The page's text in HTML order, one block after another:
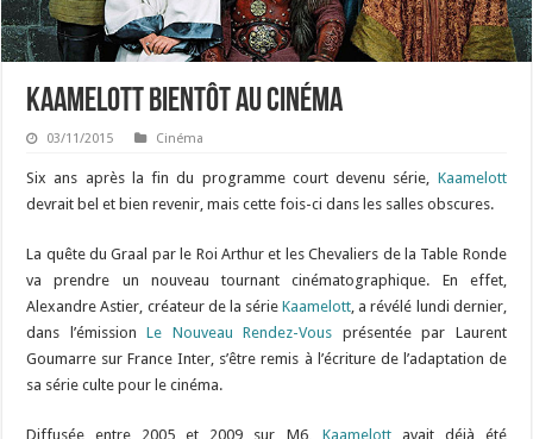
Kaamelott bientôt au cinéma
03/11/2015 Cinéma
Six ans après la fin du programme court devenu série, Kaamelott
devrait bel et bien revenir, mais cette fois-ci dans les salles obscures.
La quête du Graal par le Roi Arthur et les Chevaliers de la Table Ronde
va prendre un nouveau tournant cinématographique. En effet,
Alexandre Astier, créateur de la sérieKaamelott, a révélé lundi dernier,
dans l’émissionLe Nouveau Rendez-Vous présentée par Laurent
Goumarre sur France Inter, s’être remis à l’écriture de l’adaptation de
sa série culte pour le cinéma.
Diffusée entre 2005 et 2009 sur M6, Kaamelottavait déjà été